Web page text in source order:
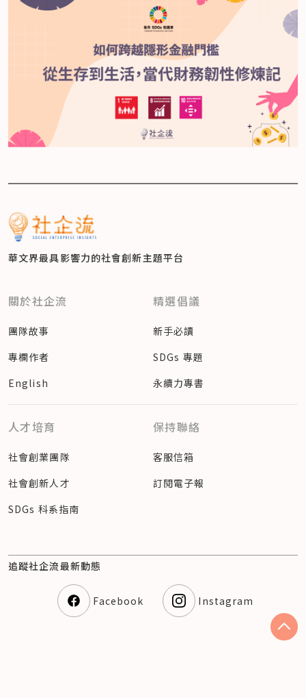
華文界最具影響力的社會創新主題平台
關於社企流
團隊故事
專欄作者
English
精選倡議
新手必讀
SDGs 專題
永續力專書
人才培育
社會創業團隊
社會創新人才
SDGs 科系指南
保持聯絡
客服信箱
訂閱電子報
追蹤社企流最新動態
Facebook Instagram